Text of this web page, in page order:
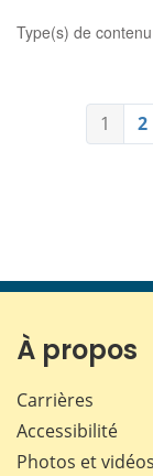
Type(s) de contenu
1 2
À propos
Carrières
Accessibilité
Photos et vidéos